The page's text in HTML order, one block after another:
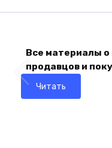
Все материалы о
продавцов и
Читать